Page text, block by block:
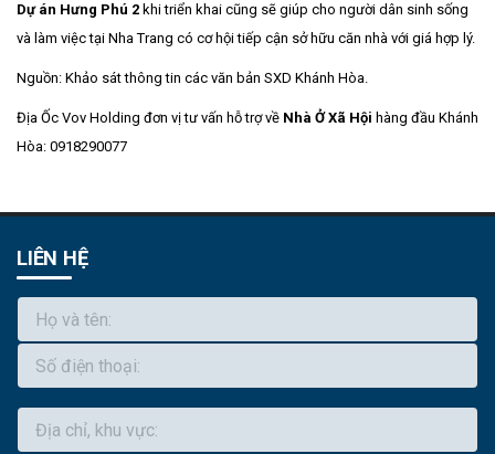
Dự án Hưng Phú 2 khi triển khai cũng sẽ giúp cho người dân sinh sống
và làm việc tại Nha Trang có cơ hội tiếp cận sở hữu căn nhà với giá hợp lý.
Nguồn: Khảo sát thông tin các văn bản SXD Khánh Hòa.
Địa Ốc Vov Holding đơn vị tư vấn hỗ trợ về Nhà Ở Xã Hội hàng đầu Khánh
Hòa: 0918290077
LIÊN HỆ